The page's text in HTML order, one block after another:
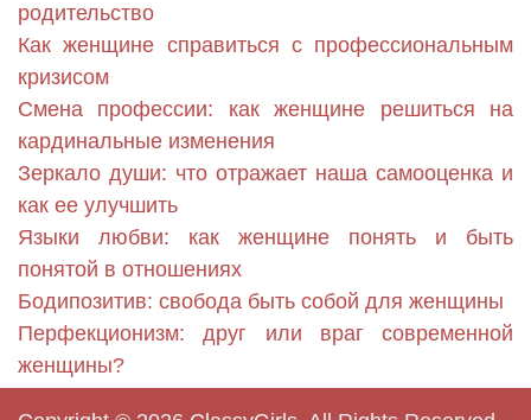
родительство
Как женщине справиться с профессиональным
кризисом
Смена профессии: как женщине решиться на
кардинальные изменения
Зеркало души: что отражает наша самооценка и
как ее улучшить
Языки любви: как женщине понять и быть
понятой в отношениях
Бодипозитив: свобода быть собой для женщины
Перфекционизм: друг или враг современной
женщины?